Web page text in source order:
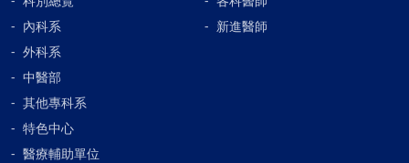
內科系
外科系
中醫部
其他專科系
特色中心
醫療輔助單位
新進醫師